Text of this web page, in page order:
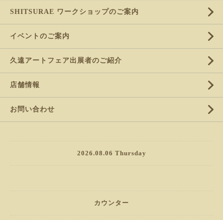
SHITSURAE ワークショップのご案内
イベントのご案内
久遠アートフェア出展者のご紹介
店舗情報
お問い合わせ
2026.08.06 Thursday
カウンター